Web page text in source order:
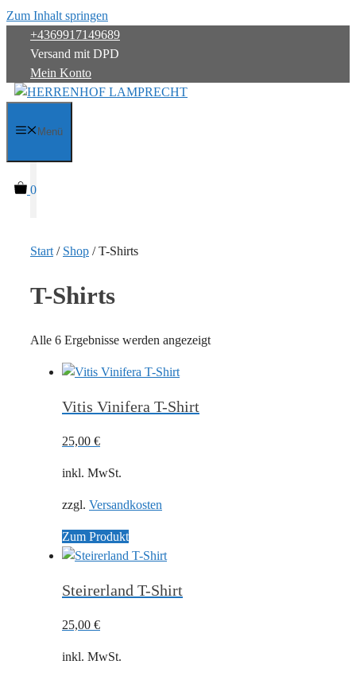
Zum Inhalt springen
+4369917149689
Versand mit DPD
Mein Konto
Menü
0
Start / Shop / T-Shirts
T-Shirts
Alle 6 Ergebnisse werden angezeigt
Vitis Vinifera T-Shirt
25,00 €
inkl. MwSt.
zzgl. Versandkosten
Zum Produkt
Steirerland T-Shirt
25,00 €
inkl. MwSt.